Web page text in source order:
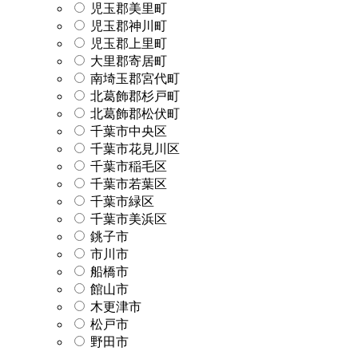
児玉郡美里町
児玉郡神川町
児玉郡上里町
大里郡寄居町
南埼玉郡宮代町
北葛飾郡杉戸町
北葛飾郡松伏町
千葉市中央区
千葉市花見川区
千葉市稲毛区
千葉市若葉区
千葉市緑区
千葉市美浜区
銚子市
市川市
船橋市
館山市
木更津市
松戸市
野田市